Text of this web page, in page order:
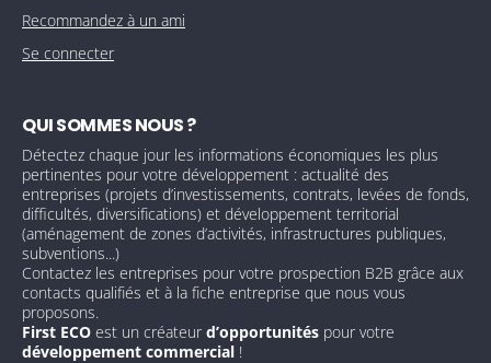
Recommandez à un ami
Se connecter
QUI SOMMES NOUS ?
Détectez chaque jour les informations économiques les plus
pertinentes pour votre développement : actualité des
entreprises (projets d’investissements, contrats, levées de fonds,
difficultés, diversifications) et développement territorial
(aménagement de zones d’activités, infrastructures publiques,
subventions...)
Contactez les entreprises pour votre prospection B2B grâce aux
contacts qualifiés et à la fiche entreprise que nous vous
proposons.
First ECO est un créateurd’opportunités pour votre
développement commercial !